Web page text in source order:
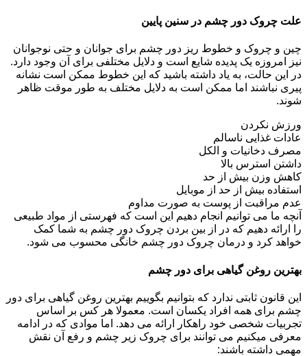
علت چروک دور چشم در سنین پایین
چین و چروک و خطوط ریز دور چشم برای جوانان و حتی نوجوانان
نیز امروزه یک پدیده شایع است و دلایل مختلفی برای آن وجود دارد.
در این حالت، به یاد داشته باشید که این خطوط ممکن است نشانه
پیری نباشند اما ممکن است به دلایل مختلف به طور موقت ظاهر
شوند.
ورزش نکردن
عادات غذایی ناسالم
مصرف دخانیات و الکل
داشتن استرس بالا
کاهش وزن بیش از حد
استفاده بیش از حد از موبایل
عدم مراقبت از پوست به صورت مداوم
آنچه ما می توانیم انجام دهیم این است که فهرستی از مواد طبیعی
را ارائه دهیم که در از بین بردن چروک دور چشم به شما کمک
خواهد کرد و درمان چروک دور چشم خانگی محسوب می شود.
بهترین روغن گیاهی برای دور چشم
این قانون ثابتی ندارد که بتوانیم بگوییم بهترین روغن گیاهی برای دور
چشم برای همه افراد یکسان است. معمولا هر کس بر اساس
تجربیات شخصی خود راهکار ارائه می دهد. اما موادی که در ادامه
معرفی میکنیم می توانند برای چروک زیر چشم و رفع آن نقش
مهمی داشته باشند: